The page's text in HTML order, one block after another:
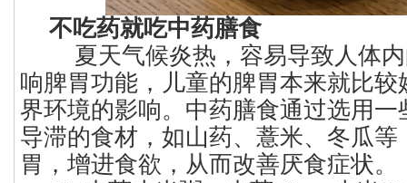
不吃药就吃中药膳食
夏天气候炎热，容易导致人体
响脾胃功能，儿童的脾胃本来就比
界环境的影响。中药膳食通过选用
导滞的食材，如山药、薏米、冬瓜等
胃，增进食欲，从而改善厌食症状。